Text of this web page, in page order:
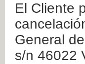
El Cliente
General
s/n 46022